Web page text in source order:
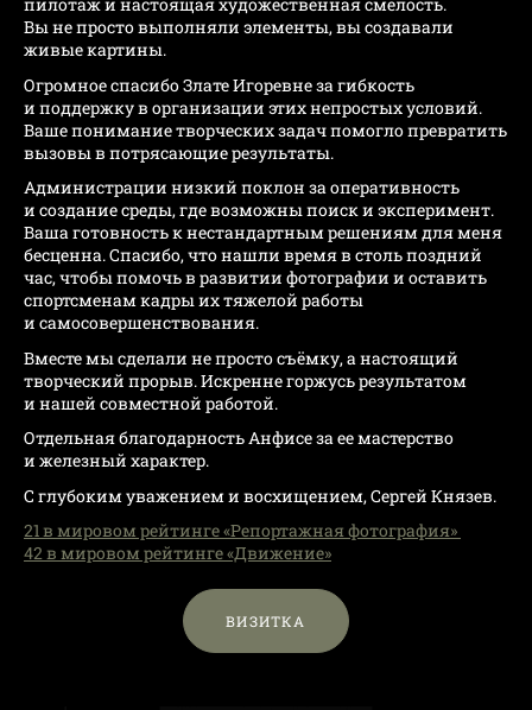
Вы не просто выполняли элементы, вы создавали
живые картины.
Огромное спасибо Злате Игоревне за гибкость
и поддержку в организации этих непростых условий.
Ваше понимание творческих задач помогло превратить
вызовы в потрясающие результаты.
Администрации низкий поклон за оперативность
и создание среды, где возможны поиск и эксперимент.
Ваша готовность к нестандартным решениям для меня
бесценна. Спасибо, что нашли время в столь поздний
час, чтобы помочь в развитии фотографии и оставить
спортсменам кадры их тяжелой работы
и самосовершенствования.
Вместе мы сделали не просто съёмку, а настоящий
творческий прорыв. Искренне горжусь результатом
и нашей совместной работой.
Отдельная благодарность Анфисе за ее мастерство
и железный характер.
С глубоким уважением и восхищением, Сергей Князев.
21 в мировом рейтинге «Репортажная фотография»
42 в мировом рейтинге «Движение»
ВИЗИТКА